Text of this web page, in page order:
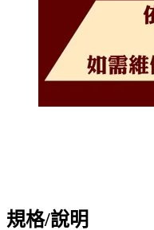
規格/說明